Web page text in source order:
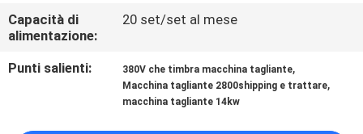
RICHIEDA
UNA
CITAZIONE
Capacità di
alimentazione:
20 set/set al mese
Punti salienti: 380V che timbra macchina tagliante,
Macchina tagliante 2800shipping e trattare,
macchina tagliante 14kw